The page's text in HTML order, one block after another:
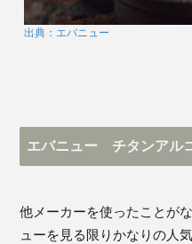
出典：エバニュー
エバニュー チタンアル
他メーカーを使ったことが
ューを見る限りかなりの人気